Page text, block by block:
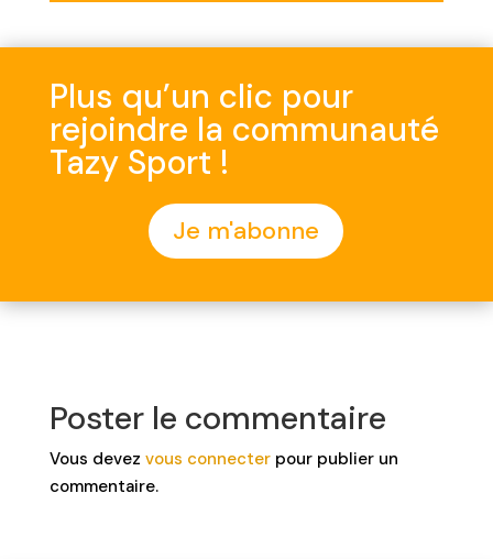
Plus qu’un clic pour
rejoindre la communauté
Tazy Sport !
Je m'abonne
Poster le commentaire
Vous devez vous connecterpour publier un
commentaire.